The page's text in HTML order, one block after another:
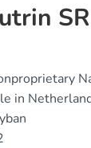
SR
in